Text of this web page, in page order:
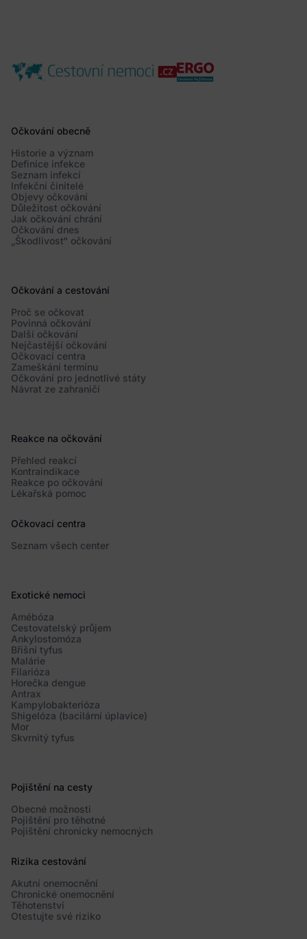
Očkování obecně
Historie a význam
Definice infekce
Seznam infekcí
Infekční činitelé
Objevy očkování
Důležitost očkování
Jak očkování chrání
Očkování dnes
„Škodlivost“ očkování
Očkování a cestování
Proč se očkovat
Povinná očkování
Další očkování
Nejčastější očkování
Očkovací centra
Zameškání termínu
Očkování pro jednotlivé státy
Návrat ze zahraničí
Reakce na očkování
Přehled reakcí
Kontraindikace
Reakce po očkování
Lékařská pomoc
Očkovací centra
Seznam všech center
Exotické nemoci
Amébóza
Cestovatelský průjem
Ankylostomóza
Břišní tyfus
Malárie
Filarióza
Horečka dengue
Antrax
Kampylobakterióza
Shigelóza (bacilární úplavice)
Mor
Skvrnitý tyfus
Pojištění na cesty
Obecné možnosti
Pojištění pro těhotné
Pojištění chronicky nemocných
Rizika cestování
Akutní onemocnění
Chronické onemocnění
Těhotenství
Otestujte své riziko